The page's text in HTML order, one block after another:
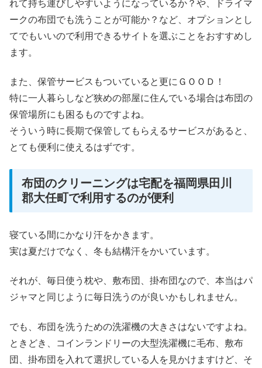
れて持ち運びしやすいようになっているか？や、ドライマ
ークの布団でも洗うことが可能か？など、オプションとし
てでもいいので利用できるサイトを選ぶことをおすすめし
ます。
また、保管サービスもついていると更にＧＯＯＤ！
特に一人暮らしなど狭めの部屋に住んでいる場合は布団の
保管場所にも困るものですよね。
そういう時に長期で保管してもらえるサービスがあると、
とても便利に使えるはずです。
布団のクリーニングは宅配を福岡県田川
郡大任町で利用するのが便利
寝ている間にかなり汗をかきます。
実は夏だけでなく、冬も結構汗をかいています。
それが、毎日使う枕や、敷布団、掛布団なので、本当はパ
ジャマと同じように毎日洗うのが良いかもしれません。
でも、布団を洗うための洗濯機の大きさはないですよね。
ときどき、コインランドリーの大型洗濯機に毛布、敷布
団、掛布団を入れて選択している人を見かけますけど、そ